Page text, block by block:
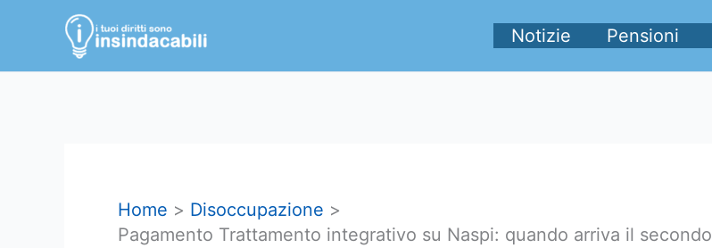
contenuto
Notizie Pensioni
Home
Disoccupazione
Pagamento Trattamento integrativo su Naspi: quando arriva il secondo